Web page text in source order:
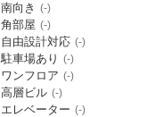
南向き (-)
角部屋 (-)
自由設計対応 (-)
駐車場あり (-)
ワンフロア (-)
高層ビル (-)
エレベーター (-)